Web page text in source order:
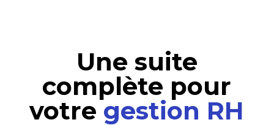
Une suite
complète pour
votre gestion RH